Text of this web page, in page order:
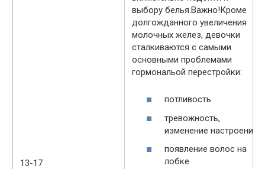
13-17
выбору белья.Важно!Кроме
долгожданного увеличения
молочных желез, девочки
сталкиваются с самыми
основными проблемами
гормональой перестройки:
потливость
тревожность,
изменение настроения
появление волос на
лобке